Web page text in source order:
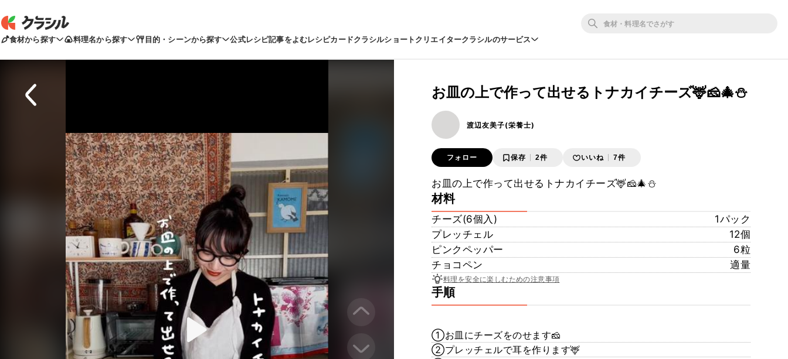
食材から探す 料理名から探す 目的・シーンから探す 公式レシピ記事をよむレシピカードクラシルショートクリエイタークラシルのサービス
お皿の上で作って出せるトナカイチーズ🦌🧀🎄⛄️
渡辺友美子(栄養士)
フォロー 保存 2件 いいね 7件
お皿の上で作って出せるトナカイチーズ🦌🧀🎄⛄️
材料
チーズ(6個入)
1パック
プレッチェル
12個
ピンクペッパー
6粒
チョコペン
適量
料理を安全に楽しむための注意事項
手順
①お皿にチーズをのせます🧀
②プレッチェルで耳を作ります🦌